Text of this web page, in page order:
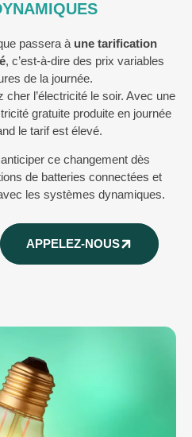
passera à une tarification
, c’est-à-dire des prix variables
de la journée.
l’électricité le soir. Avec une
gratuite produite en journée
le tarif est élevé.
ce changement dès
de batteries connectées et
les systèmes dynamiques.
APPELEZ-NOUS